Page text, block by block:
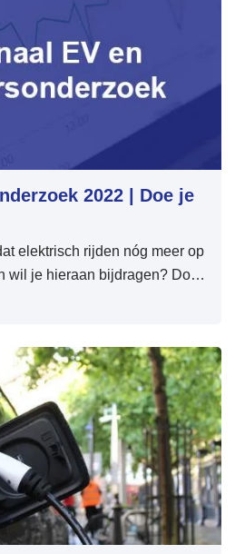
2022 | Doe je
elektrisch rijden nóg meer op
wil je hieraan bijdragen? Doe
EV en Berijdersonderzoek